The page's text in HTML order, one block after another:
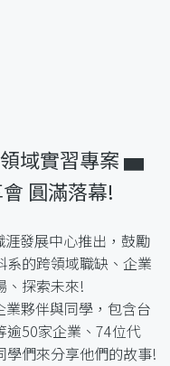
域實習專案 ▅
圓滿落幕!
發展中心推出，鼓勵
的跨領域職缺、企業
、探索未來!
夥伴與同學，包含台
逾50家企業、74位代
們來分享他們的故事!